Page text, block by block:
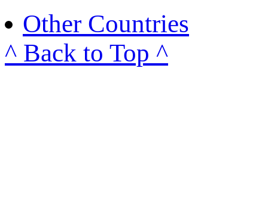
Other Countries
^ Back to Top ^